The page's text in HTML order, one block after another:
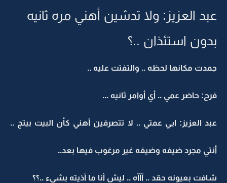
عبد العزيز: ولا تدشين أهني مره ثانيه
بدون استئذان ..؟
جمدت مكانها لحظه .. والتفتت عليه ..
فرح: حاضر عمي .. أي أوامر ثانيه ...
عبد العزيز: ايي عمتي .. لا تتصرفين أهني كأن البيت بيتج ..
أنتي مجرد ضيفه وضيفه غير مرغوب فيها بعد..
شافت بعيونه حقد .. آآآه .. ليش أنا ما أذيته بشيء ..؟؟